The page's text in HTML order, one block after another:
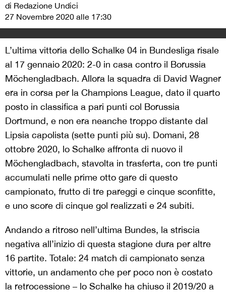
di Redazione Undici
27 Novembre 2020 alle 17:30
L’ultima vittoria dello Schalke 04 in Bundesliga risale
al 17 gennaio 2020: 2-0 in casa contro il Borussia
Möchengladbach. Allora la squadra di David Wagner
era in corsa per la Champions League, dato il quarto
posto in classifica a pari punti col Borussia
Dortmund, e non era neanche troppo distante dal
Lipsia capolista (sette punti più su). Domani, 28
ottobre 2020, lo Schalke affronta di nuovo il
Möchengladbach, stavolta in trasferta, con tre punti
accumulati nelle prime otto gare di questo
campionato, frutto di tre pareggi e cinque sconfitte,
e uno score di cinque gol realizzati e 24 subiti.
Andando a ritroso nell’ultima Bundes, la striscia
negativa all’inizio di questa stagione dura per altre
16 partite. Totale: 24 match di campionato senza
vittorie, un andamento che per poco non è costato
la retrocessione – lo Schalke ha chiuso il 2019/20 a